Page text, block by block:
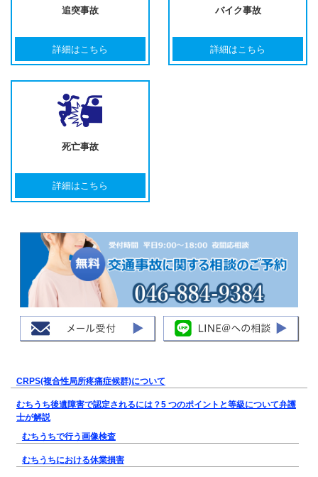
追突事故
詳細はこちら
バイク事故
詳細はこちら
死亡事故
詳細はこちら
CRPS(複合性局所疼痛症候群)について
むちうち後遺障害で認定されるには？5 つのポイントと等級について弁護
士が解説
むちうちで行う画像検査
むちうちにおける休業損害